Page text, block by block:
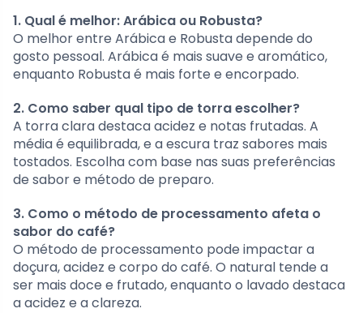
1. Qual é melhor: Arábica ou Robusta?
O melhor entre Arábica e Robusta depende do
gosto pessoal. Arábica é mais suave e aromático,
enquanto Robusta é mais forte e encorpado.
2. Como saber qual tipo de torra escolher?
A torra clara destaca acidez e notas frutadas. A
média é equilibrada, e a escura traz sabores mais
tostados. Escolha com base nas suas preferências
de sabor e método de preparo.
3. Como o método de processamento afeta o
sabor do café?
O método de processamento pode impactar a
doçura, acidez e corpo do café. O natural tende a
ser mais doce e frutado, enquanto o lavado destaca
a acidez e a clareza.